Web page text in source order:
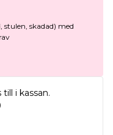
skadad) med
i kassan.